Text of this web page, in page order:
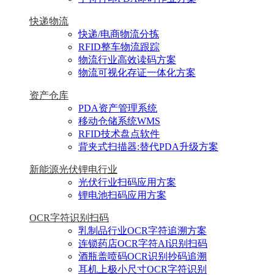
快递物流
快递/电商物流分拣
RFID整车物流跟踪
物流行业高效读码方案
物流可视化存证一体化方案
资产仓库
PDA资产管理系统
移动仓储系统WMS
RFID技术盘点软件
背夹式扫描器:替代PDA升级方案
新能源光伏锂电行业
光伏行业扫码应用方案
锂电池扫码应用方案
OCR字符识别扫码
乳制品行业OCR字符追溯方案
连锁药店OCR字符AI识别扫码
酒瓶盖喷码OCR识别抄码追溯
耳机上极小尺寸OCR字符识别